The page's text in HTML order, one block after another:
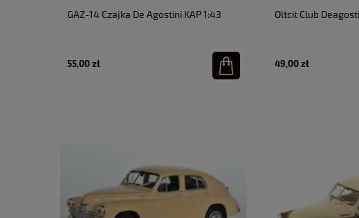
GAZ-14 Czajka De Agostini KAP 1:43
55,00 zł
Oltcit Club
49,00 zł